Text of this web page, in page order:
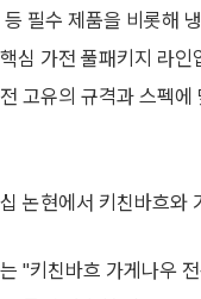
필수 제품을 비롯해
심 가전 풀패키지 라
고유의 규격과 스펙에
논현에서 키친바흐와
"키친바흐 가게나우